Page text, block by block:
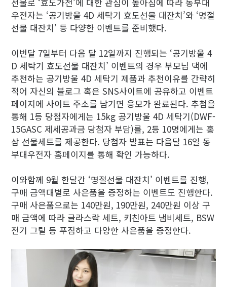
우전자는 ‘공기방울 4D 세탁기 효도선물 대잔치’와 ‘명절
선물 대잔치’ 등 다양한 이벤트를 준비했다.
이번달 7일부터 다음 달 12일까지 진행되는 ‘공기방울 4
D 세탁기 효도선물 대잔치’ 이벤트의 경우 부모님 댁에
추천하는 공기방울 4D 세탁기 제품과 추천이유를 간략히
적어 자신의 블로그 혹은 SNS사이트에 공유하고 이벤트
페이지에 사이트 주소를 남기면 응모가 완료된다. 추첨을
통해 1등 당첨자에게는 15kg 공기방울 4D 세탁기(DWF-
15GASC 제세공과금 당첨자 부담)를, 2등 10명에게는 홍
삼 선물세트를 제공한다. 당첨자 발표는 다음달 16일 동
부대우전자 홈페이지를 통해 확인 가능하다.
이와함께 9월 한달간 ‘명절선물 대잔치’ 이벤트를 진행,
구매 금액대별로 사은품을 증정하는 이벤트도 진행한다.
구매 사은품으로는 140만원, 190만원, 240만원 이상 구
매 금액에 따라 글라스락 세트, 키친아트 냄비세트, BSW
전기 그릴 등 푸짐하고 다양한 사은품을 증정한다.